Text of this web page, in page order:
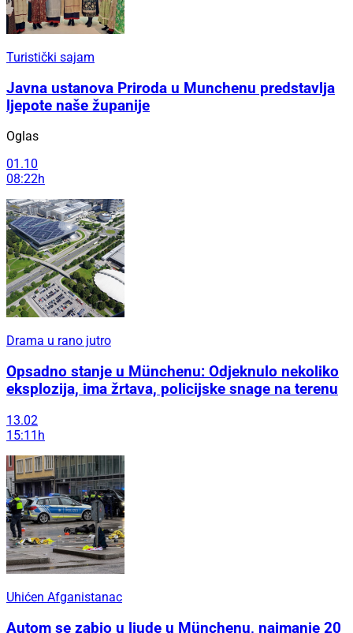
Turistički sajam
Javna ustanova Priroda u Munchenu predstavlja
ljepote naše županije
Oglas
01.10
08:22h
Drama u rano jutro
Opsadno stanje u Münchenu: Odjeknulo nekoliko
eksplozija, ima žrtava, policijske snage na terenu
13.02
15:11h
Uhićen Afganistanac
Autom se zabio u ljude u Münchenu, najmanje 20